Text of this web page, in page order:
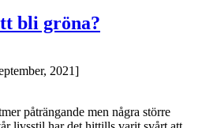
bli gröna?
2021]
påträngande men några större